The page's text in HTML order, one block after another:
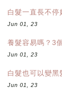
白髮一直長不停
Jun 01, 23
養髮容易嗎？3
Jun 01, 23
白髮也可以變黑
Jun 01, 23